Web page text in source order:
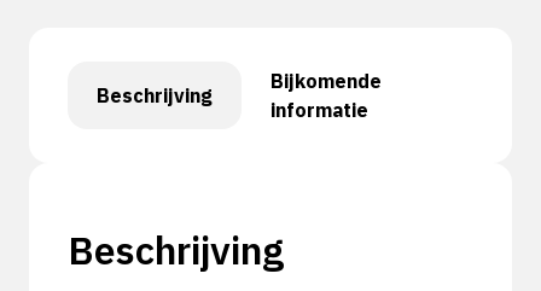
Beschrijving
Bijkomende
informatie
Beschrijving